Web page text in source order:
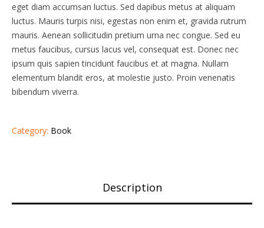
eget diam accumsan luctus. Sed dapibus metus at aliquam
luctus. Mauris turpis nisi, egestas non enim et, gravida rutrum
mauris. Aenean sollicitudin pretium urna nec congue. Sed eu
metus faucibus, cursus lacus vel, consequat est. Donec nec
ipsum quis sapien tincidunt faucibus et at magna. Nullam
elementum blandit eros, at molestie justo. Proin venenatis
bibendum viverra.
Category: Book
Description